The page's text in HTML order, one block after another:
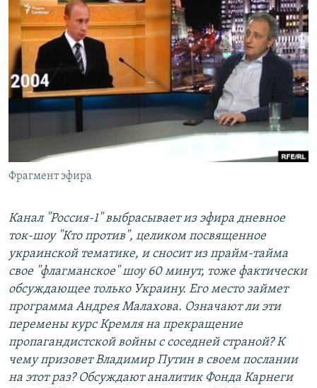
поиску
СИБИРЬ.РЕАЛИИ
РАСПИСАНИЕ ВЕЩАНИЯ
ПОДПИШИТЕСЬ НА РАССЫЛКУ
СОЦИАЛЬНЫЕ СЕТИ
Все сайты РСЕ/РС
Фрагмент эфира
Канал "Россия-1" выбрасывает из эфира дневное
ток-шоу "Кто против", целиком посвященное
украинской тематике, и сносит из прайм-тайма
свое "флагманское" шоу 60 минут, тоже фактически
обсуждающее только Украину. Его место займет
программа Андрея Малахова. Означают ли эти
перемены курс Кремля на прекращение
пропагандистской войны с соседней страной? К
чему призовет Владимир Путин в своем послании
на этот раз? Обсуждают аналитик Фонда Карнеги